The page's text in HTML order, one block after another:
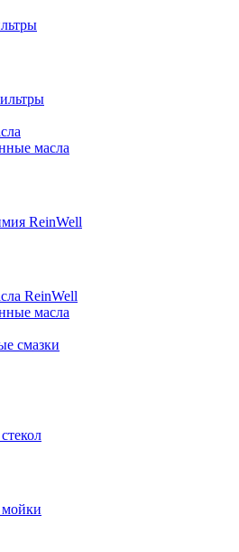
масла
ReinWell
ReinWell
масла
смазки
мойки